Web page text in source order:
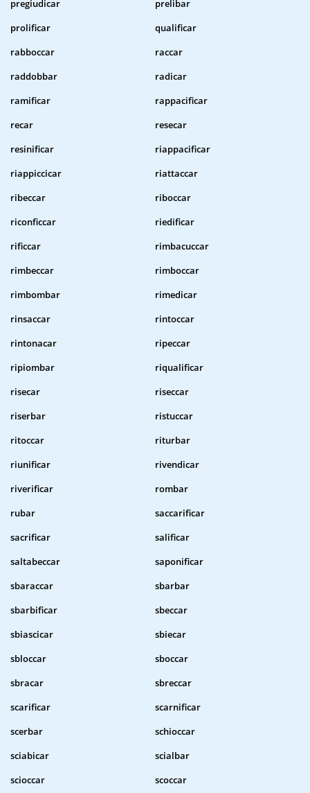
pregiudicar
prelibar
prolificar
qualificar
rabboccar
raccar
raddobbar
radicar
ramificar
rappacificar
recar
resecar
resinificar
riappacificar
riappiccicar
riattaccar
ribeccar
riboccar
riconficcar
riedificar
rificcar
rimbacuccar
rimbeccar
rimboccar
rimbombar
rimedicar
rinsaccar
rintoccar
rintonacar
ripeccar
ripiombar
riqualificar
risecar
riseccar
riserbar
ristuccar
ritoccar
riturbar
riunificar
rivendicar
riverificar
rombar
rubar
saccarificar
sacrificar
salificar
saltabeccar
saponificar
sbaraccar
sbarbar
sbarbificar
sbeccar
sbiascicar
sbiecar
sbloccar
sboccar
sbracar
sbreccar
scarificar
scarnificar
scerbar
schioccar
sciabicar
scialbar
scioccar
scoccar